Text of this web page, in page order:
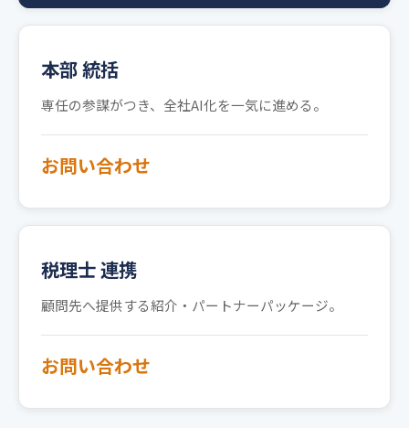
本部 統括
専任の参謀がつき、全社AI化を一気に進める。
お問い合わせ
税理士 連携
顧問先へ提供する紹介・パートナーパッケージ。
お問い合わせ